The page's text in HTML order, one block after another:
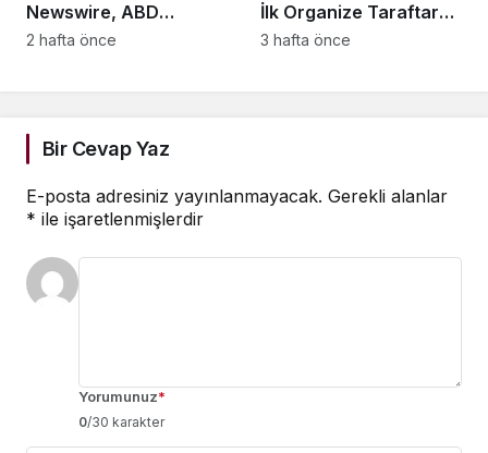
Newswire, ABD
Dağıtım Ağını ve Yapay
2 hafta önce
İlk Organize Taraftar
Tribün Ağını Kuruyor:
3 hafta önce
Bir Cevap Yaz
E-posta adresiniz yayınlanmayacak. Gerekli alanlar
* ile işaretlenmişlerdir
Yorumunuz*
0/30 karakter